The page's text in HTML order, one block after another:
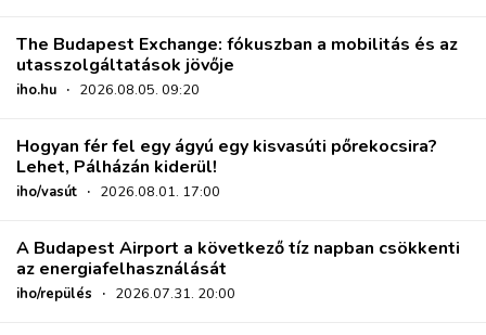
The Budapest Exchange: fókuszban a mobilitás és az
utasszolgáltatások jövője
iho.hu · 2026.08.05. 09:20
Hogyan fér fel egy ágyú egy kisvasúti pőrekocsira?
Lehet, Pálházán kiderül!
iho/vasút · 2026.08.01. 17:00
A Budapest Airport a következő tíz napban csökkenti
az energiafelhasználását
iho/repülés · 2026.07.31. 20:00